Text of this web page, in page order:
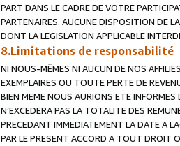
PART DANS LE CADRE DE VOTRE
PARTENAIRES. AUCUNE DISPOSITION DE
DONT LA LEGISLATION APPLICABLE
8.Limitations de responsabilité
NI NOUS-MÊMES NI AUCUN DE NOS
EXEMPLAIRES OU TOUTE PERTE DE
BIEN MEME NOUS AURIONS ETE
N’EXCEDERA PAS LA TOTALITE DES
PRECEDANT IMMEDIATEMENT LA DATE A
PAR LE PRESENT ACCORD A TOUT DROIT